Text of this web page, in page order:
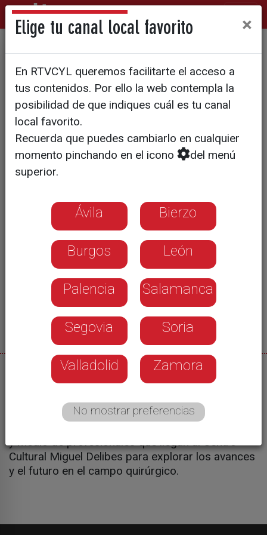
1.700 cirujanos de toda
España se reúnen en
Valladolid para conocer los
avances de la tecnología
quirúrgica
04/11/2025
Valladolid acoge la XXV Reunión Nacional de
Cirugía. Bajo el lema ‘Cirug.I.A.: Innovar, aprender
y medio de profesionales que llegan al Centro
Cultural Miguel Delibes para explorar los avances
y el futuro en el campo quirúrgico.
Elige tu canal local favorito ×
En RTVCYL queremos facilitarte el acceso a
tus contenidos. Por ello la web contempla la
posibilidad de que indiques cuál es tu canal
local favorito.
Recuerda que puedes cambiarlo en cualquier
momento pinchando en el icono
del menú
superior.
Ávila Bierzo
Burgos León
Palencia Salamanca
Segovia Soria
Valladolid Zamora
No mostrar preferencias